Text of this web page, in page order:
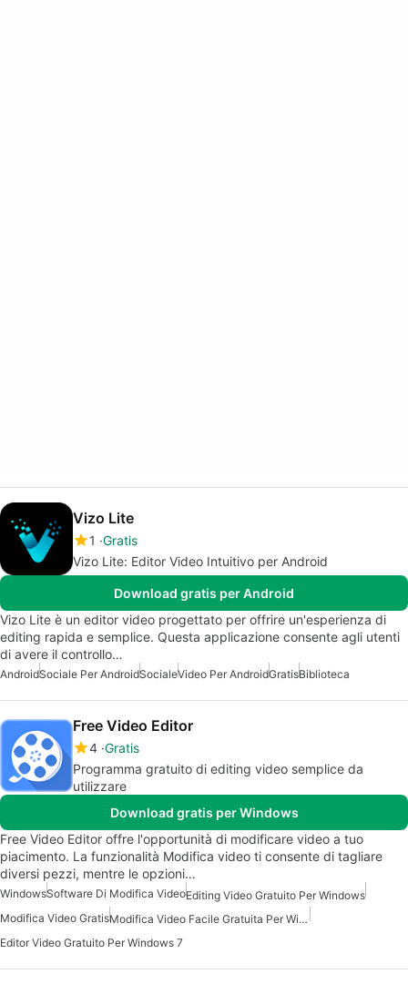
Vizo Lite
1 Gratis
Vizo Lite: Editor Video Intuitivo per Android
Download gratis per Android
Vizo Lite è un editor video progettato per offrire un'esperienza di
editing rapida e semplice. Questa applicazione consente agli utenti
di avere il controllo…
AndroidSociale Per AndroidSocialeVideo Per AndroidGratisBiblioteca
Free Video Editor
4 Gratis
Programma gratuito di editing video semplice da
utilizzare
Download gratis per Windows
Free Video Editor offre l'opportunità di modificare video a tuo
piacimento. La funzionalità Modifica video ti consente di tagliare
diversi pezzi, mentre le opzioni…
WindowsSoftware Di Modifica VideoEditing Video Gratuito Per Windows
Modifica Video Gratis
Modifica Video Facile Gratuita Per Windows
Editor Video Gratuito Per Windows 7